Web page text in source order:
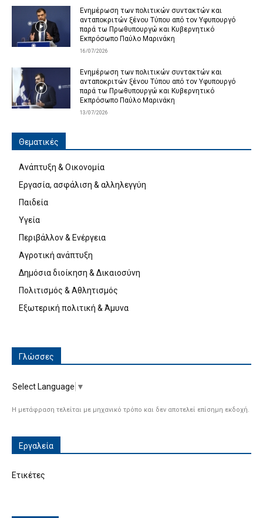
Ενημέρωση των πολιτικών συντακτών και
ανταποκριτών ξένου Τύπου από τον Υφυπουργό
παρά τω Πρωθυπουργώ και Κυβερνητικό
Εκπρόσωπο Παύλο Μαρινάκη
16/07/2026
Ενημέρωση των πολιτικών συντακτών και
ανταποκριτών ξένου Τύπου από τον Υφυπουργό
παρά τω Πρωθυπουργώ και Κυβερνητικό
Εκπρόσωπο Παύλο Μαρινάκη
13/07/2026
Θεματικές
Ανάπτυξη & Οικονομία
Εργασία, ασφάλιση & αλληλεγγύη
Παιδεία
Υγεία
Περιβάλλον & Ενέργεια
Αγροτική ανάπτυξη
Δημόσια διοίκηση & Δικαιοσύνη
Πολιτισμός & Αθλητισμός
Εξωτερική πολιτική & Άμυνα
Γλώσσες
Select Language ▼
Η μετάφραση τελείται με μηχανικό τρόπο και δεν αποτελεί επίσημη εκδοχή.
Εργαλεία
Ετικέτες